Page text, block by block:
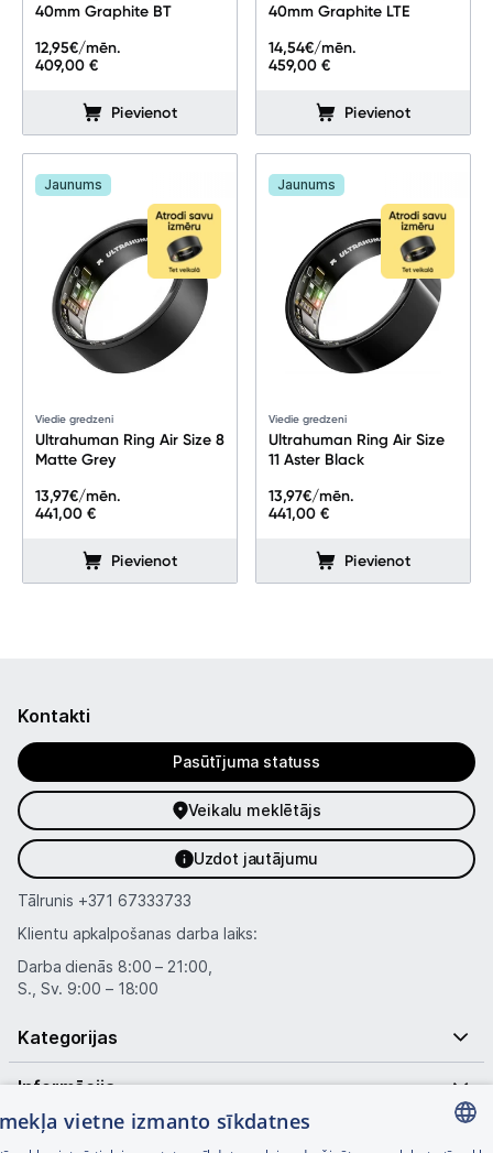
40mm Graphite BT
409,00 €
12,95€/mēn.
Pievienot
40mm Graphite LTE
459,00 €
14,54€/mēn.
Pievienot
Jaunums
Viedie gredzeni
Ultrahuman Ring Air Size 8
Matte Grey
441,00 €
13,97€/mēn.
Pievienot
Jaunums
Viedie gredzeni
Ultrahuman Ring Air Size
11 Aster Black
441,00 €
13,97€/mēn.
Pievienot
Kontakti
Pasūtījuma statuss
Veikalu meklētājs
Uzdot jautājumu
Tālrunis +371 67333733
Klientu apkalpošanas darba laiks:
Darba dienās 8:00 – 21:00,
S., Sv. 9:00 – 18:00
Kategorijas
Informācija
Noderīgas saites
vietne izmanto sīkdatnes